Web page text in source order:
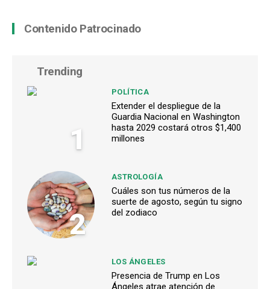
Contenido Patrocinado
Trending
1
POLÍTICA
Extender el despliegue de la
Guardia Nacional en Washington
hasta 2029 costará otros $1,400
millones
2
ASTROLOGÍA
Cuáles son tus números de la
suerte de agosto, según tu signo
del zodiaco
LOS ÁNGELES
Presencia de Trump en Los
Ángeles atrae atención de